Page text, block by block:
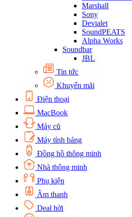
Marshall
Sony
Devialet
SoundPEATS
Alpha Works
Soundbar
JBL
Tin tức
Khuyến mãi
Điện thoại
MacBook
Máy cũ
Máy tính bảng
Đồng hồ thông minh
Nhà thông minh
Phụ kiện
Âm thanh
Deal hời